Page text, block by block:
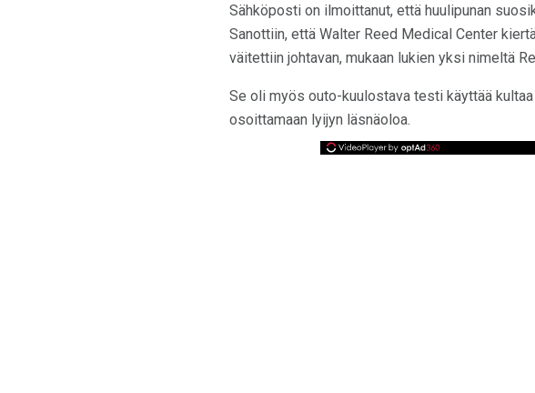
Sähköposti on ilmoittanut, että huulipunan
Sanottiin, että Walter Reed Medical Center
väitettiin johtavan, mukaan lukien yksi nimeltä
Se oli myös outo-kuulostava testi käyttää
osoittamaan lyijyn läsnäoloa.